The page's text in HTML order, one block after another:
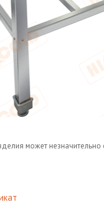
может незначительно